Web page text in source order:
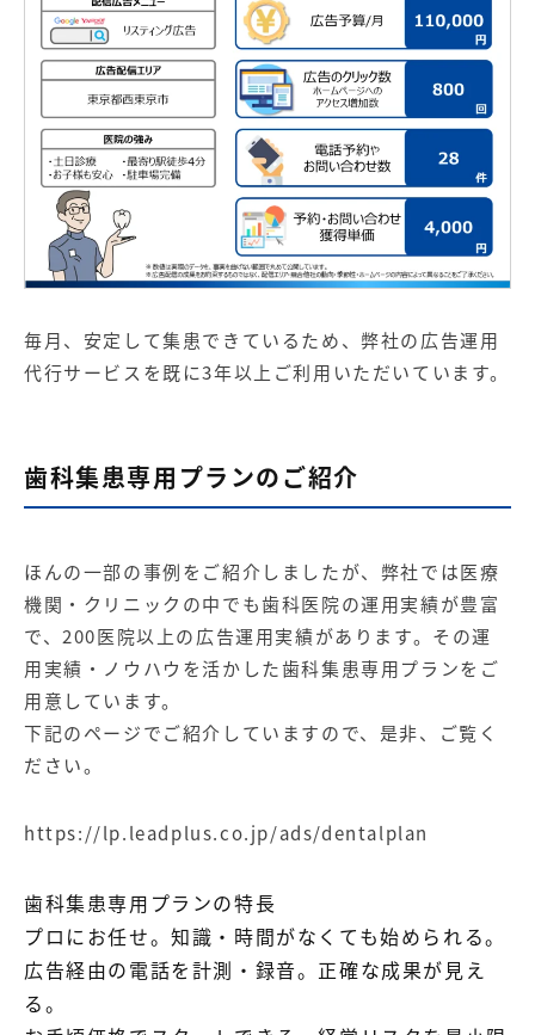
毎月、安定して集患できているため、弊社の広告運用
代行サービスを既に3年以上ご利用いただいています。
歯科集患専用プランのご紹介
ほんの一部の事例をご紹介しましたが、弊社では医療
機関・クリニックの中でも歯科医院の運用実績が豊富
で、200医院以上の広告運用実績があります。その運
用実績・ノウハウを活かした歯科集患専用プランをご
用意しています。
下記のページでご紹介していますので、是非、ご覧く
ださい。
https://lp.leadplus.co.jp/ads/dentalplan
歯科集患専用プランの特長
プロにお任せ。知識・時間がなくても始められる。
広告経由の電話を計測・録音。正確な成果が見え
る。